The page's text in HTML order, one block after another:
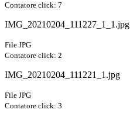
Contatore click: 7
IMG_20210204_111227_1_1.jpg
File JPG
Contatore click: 2
IMG_20210204_111221_1.jpg
File JPG
Contatore click: 3